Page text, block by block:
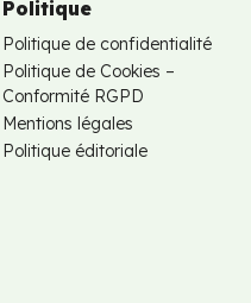
Politique
Politique de confidentialité
Politique de Cookies –
Conformité RGPD
Mentions légales
Politique éditoriale